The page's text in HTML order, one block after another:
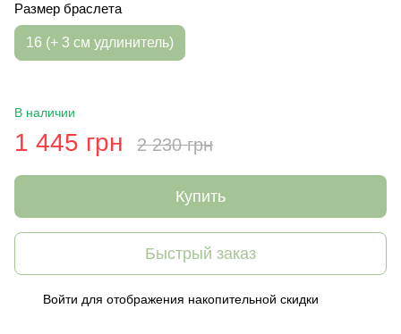
Размер браслета
16 (+ 3 см удлинитель)
В наличии
1 445 грн 2 230 грн
Купить
Быстрый заказ
Войти для отображения накопительной скидки